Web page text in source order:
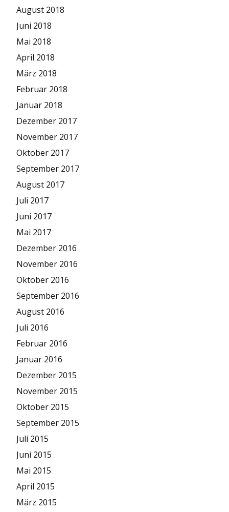
August 2018
Juni 2018
Mai 2018
April 2018
März 2018
Februar 2018
Januar 2018
Dezember 2017
November 2017
Oktober 2017
September 2017
August 2017
Juli 2017
Juni 2017
Mai 2017
Dezember 2016
November 2016
Oktober 2016
September 2016
August 2016
Juli 2016
Februar 2016
Januar 2016
Dezember 2015
November 2015
Oktober 2015
September 2015
Juli 2015
Juni 2015
Mai 2015
April 2015
März 2015